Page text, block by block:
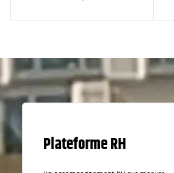
Plateforme RH